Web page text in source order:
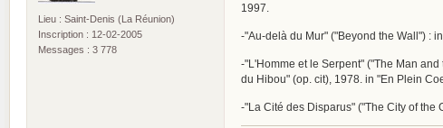
Lieu : Saint-Denis (La Réunion)
Inscription : 12-02-2005
Messages : 3 778
1997.
-"Au-delà du Mur" ("Beyond the Wall") :
-"L'Homme et le Serpent" ("The Man
du Hibou" (op. cit), 1978. in "En Plein
-"La Cité des Disparus" ("The City of the